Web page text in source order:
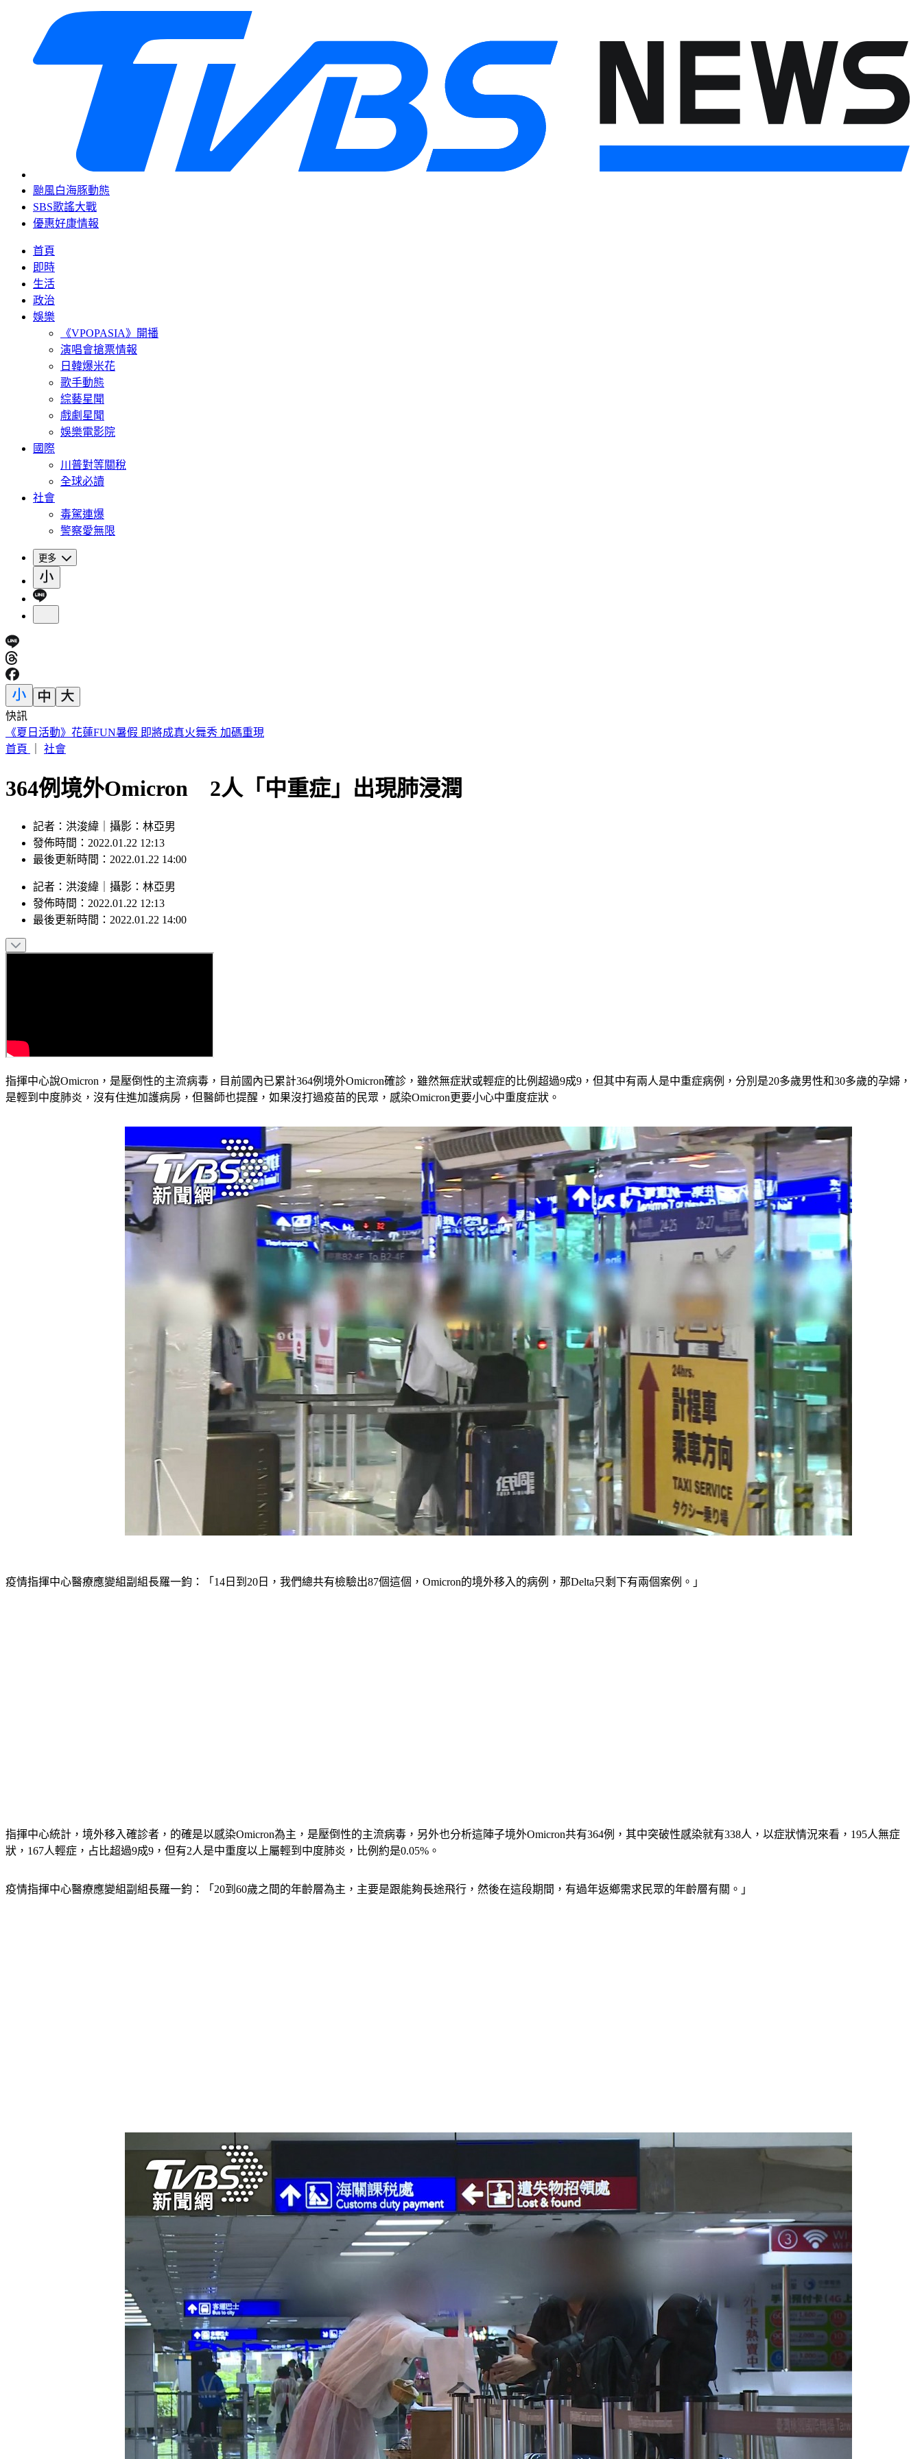
颱風白海豚動態
SBS歌謠大戰
優惠好康情報
首頁
即時
生活
政治
娛樂
《VPOPASIA》開播
演唱會搶票情報
日韓爆米花
歌手動態
綜藝星聞
戲劇星聞
娛樂電影院
國際
川普對等關稅
全球必讀
社會
毒駕連爆
警察愛無限
更多
快訊
7月去過好萊塢環球影城小心！麻疹患者這天曾入園 恐暴露風險
首頁
社會
364例境外Omicron 2人「中重症」出現肺浸潤
記者：洪浚緯｜攝影：林亞男
發佈時間：2022.01.22 12:13
最後更新時間：2022.01.22 14:00
記者 ： 洪浚緯 攝影 ： 林亞男
發佈時間： 2022.01.22 12:13
最後更新時間： 2022.01.22 14:00
指揮中心說Omicron，是壓倒性的主流病毒，目前國內已累計364例境外Omicron確診，雖然無症狀或輕症的比例超過9成9，但其中有兩人是中重症病例，分別是20多歲男性和30多歲的孕婦，
是輕到中度肺炎，沒有住進加護病房，但醫師也提醒，如果沒打過疫苗的民眾，感染Omicron更要小心中重度症狀。
疫情指揮中心醫療應變組副組長羅一鈞：「14日到20日，我們總共有檢驗出87個這個，Omicron的境外移入的病例，那Delta只剩下有兩個案例。」
指揮中心統計，境外移入確診者，的確是以感染Omicron為主，是壓倒性的主流病毒，另外也分析這陣子境外Omicron共有364例，其中突破性感染就有338人，以症狀情況來看，195人無症
狀，167人輕症，占比超過9成9，但有2人是中重度以上屬輕到中度肺炎，比例約是0.05%。
疫情指揮中心醫療應變組副組長羅一鈞：「20到60歲之間的年齡層為主，主要是跟能夠長途飛行，然後在這段期間，有過年返鄉需求民眾的年齡層有關。」